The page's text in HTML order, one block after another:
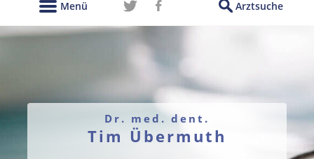
Arztsuche
Menü
Dr. med. dent.
Tim Übermuth